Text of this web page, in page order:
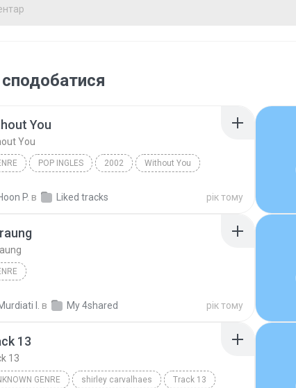
You
You
POP INGLES 2002 Without You
P. в Liked tracks рік тому
I. в My 4shared рік тому
13
13
GENRE shirley carvalhaes Track 13